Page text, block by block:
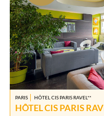
PARIS HÔTEL CIS PARIS RAVEL**
HÔTEL CIS PARIS